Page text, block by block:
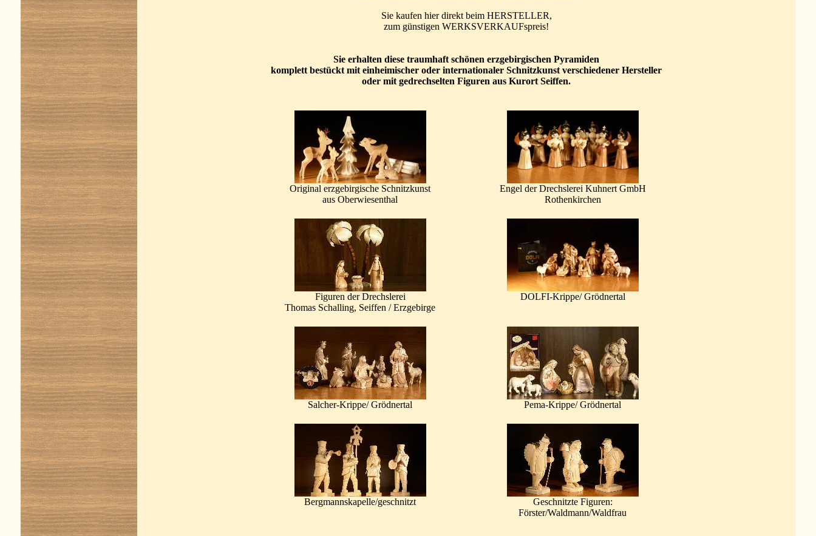
Sie kaufen hier direkt beim HERSTELLER,
zum günstigen WERKSVERKAUFspreis!
Sie erhalten diese traumhaft schönen erzgebirgischen Pyramiden
komplett bestückt mit einheimischer oder internationaler Schnitzkunst verschiedener Hersteller
oder mit gedrechselten Figuren aus Kurort Seiffen.
Original erzgebirgische Schnitzkunst
aus Oberwiesenthal
Engel der Drechslerei Kuhnert GmbH
Rothenkirchen
Figuren der Drechslerei
Thomas Schalling, Seiffen / Erzgebirge
DOLFI-Krippe/ Grödnertal
Salcher-Krippe/ Grödnertal Pema-Krippe/ Grödnertal
Bergmannskapelle/geschnitzt
Geschnitzte Figuren:
Förster/Waldmann/Waldfrau